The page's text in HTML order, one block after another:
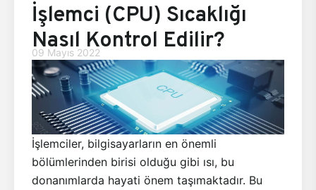
İşlemci (CPU) Sıcaklığı
Nasıl Kontrol Edilir?
09 Mayıs 2022
İşlemciler, bilgisayarların en önemli
bölümlerinden birisi olduğu gibi ısı, bu
donanımlarda hayati önem taşımaktadır. Bu